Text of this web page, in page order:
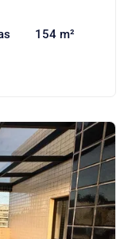
154 m²